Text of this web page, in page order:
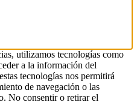
utilizamos tecnologías como
a la información del
tecnologías nos permitirá
de navegación o las
No consentir o retirar el